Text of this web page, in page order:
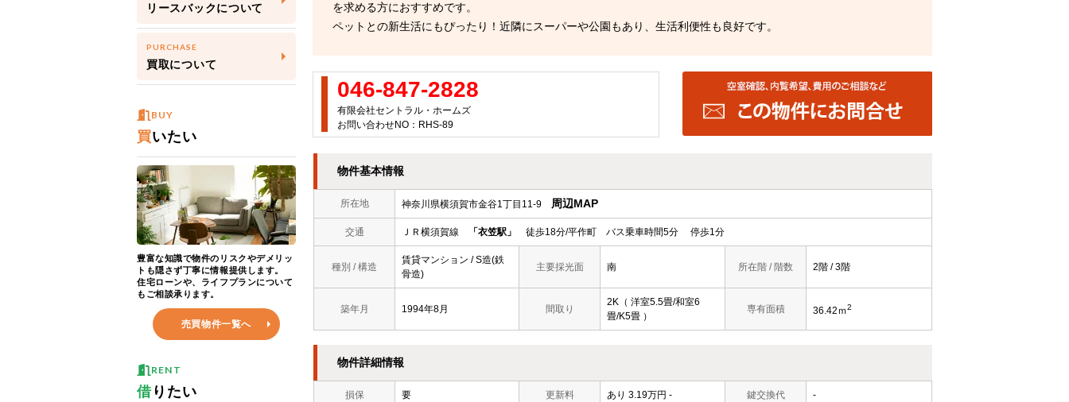
を求める方におすすめです。
ペットとの新生活にもぴったり！近隣にスーパーや公園もあり、生活利便性も良好です。
046-847-2828
有限会社セントラル・ホームズ
お問い合わせNO：RHS-89
物件基本情報
所在地 神奈川県横須賀市金谷1丁目11-9 周辺MAP
交通 ＪＲ横須賀線 「衣笠駅」 徒歩18分/平作町 バス乗車時間5分 停歩1分
種別 / 構造
賃貸マンション / S造(鉄
骨造)
主要採光面 南 所在階 / 階数 2階 / 3階
築年月 1994年8月 間取り
2K（ 洋室5.5畳/和室6
畳/K5畳 ）
専有面積 36.42ｍ2
物件詳細情報
損保 要 更新料 あり 3.19万円 - 鍵交換代 -
リースバックについて
PURCHASE
買取について
BUY
買いたい
豊富な知識で物件のリスクやデメリッ
トも隠さず丁寧に情報提供します。
住宅ローンや、ライフプランについて
もご相談承ります。
売買物件一覧へ
RENT
借りたい